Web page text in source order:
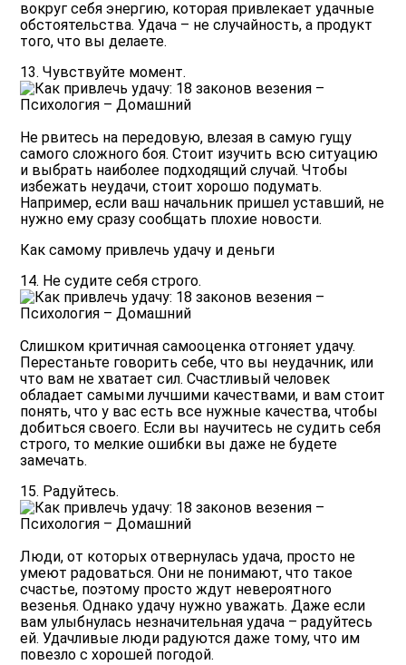
вокруг себя энергию, которая привлекает удачные
обстоятельства. Удача – не случайность, а продукт
того, что вы делаете.
13. Чувствуйте момент.
Не рвитесь на передовую, влезая в самую гущу
самого сложного боя. Стоит изучить всю ситуацию
и выбрать наиболее подходящий случай. Чтобы
избежать неудачи, стоит хорошо подумать.
Например, если ваш начальник пришел уставший, не
нужно ему сразу сообщать плохие новости.
Как самому привлечь удачу и деньги
14. Не судите себя строго.
Слишком критичная самооценка отгоняет удачу.
Перестаньте говорить себе, что вы неудачник, или
что вам не хватает сил. Счастливый человек
обладает самыми лучшими качествами, и вам стоит
понять, что у вас есть все нужные качества, чтобы
добиться своего. Если вы научитесь не судить себя
строго, то мелкие ошибки вы даже не будете
замечать.
15. Радуйтесь.
Люди, от которых отвернулась удача, просто не
умеют радоваться. Они не понимают, что такое
счастье, поэтому просто ждут невероятного
везенья. Однако удачу нужно уважать. Даже если
вам улыбнулась незначительная удача – радуйтесь
ей. Удачливые люди радуются даже тому, что им
повезло с хорошей погодой.